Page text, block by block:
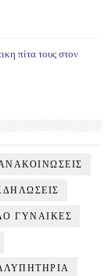
πίτα τους στον
ΓΥΝΑΙΚΕΣ